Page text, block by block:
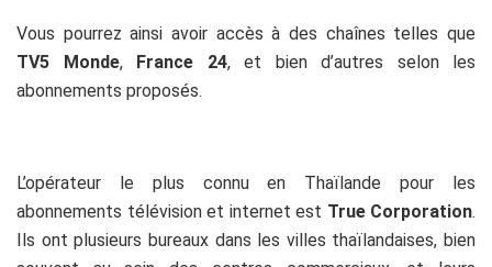
Vous pourrez ainsi avoir accès à des chaînes telles que
TV5 Monde, France 24, et bien d’autres selon les
abonnements proposés.
L’opérateur le plus connu en Thaïlande pour les
abonnements télévision et internet est True Corporation.
Ils ont plusieurs bureaux dans les villes thaïlandaises, bien